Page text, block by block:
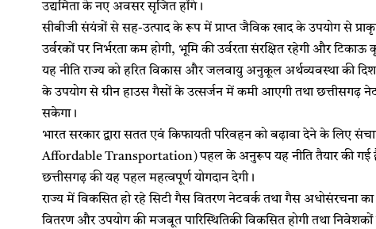
उद्यमिता के नए अवसर सृजित होंगे।
सीबीजी संयंत्रों से सह-उत्पाद के रूप में प्राप्त जैविक खाद के उपयोग से
उर्वरकों पर निर्भरता कम होगी, भूमि की उर्वरता संरक्षित रहेगी और टिकाऊ
यह नीति राज्य को हरित विकास और जलवायु अनुकूल अर्थव्यवस्था की
के उपयोग से ग्रीन हाउस गैसों के उत्सर्जन में कमी आएगी तथा छत्तीसगढ़ नेट-
सकेगा।
भारत सरकार द्वारा सतत एवं किफायती परिवहन को बढ़ावा देने के
Affordable Transportation) पहल के अनुरूप यह नीति तैयार की गई है।
छत्तीसगढ़ की यह पहल महत्वपूर्ण योगदान देगी।
राज्य में विकसित हो रहे सिटी गैस वितरण नेटवर्क तथा गैस अधोसंरचना
वितरण और उपयोग की मजबूत पारिस्थितिकी विकसित होगी तथा